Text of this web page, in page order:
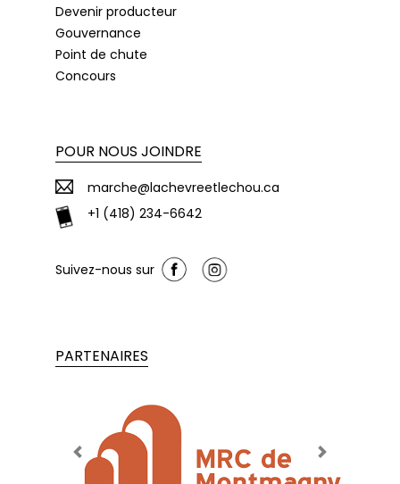
Devenir producteur
Gouvernance
Point de chute
Concours
POUR NOUS JOINDRE
marche@lachevreetlechou.ca
+1 (418) 234-6642
Suivez-nous sur
PARTENAIRES
Previous Next